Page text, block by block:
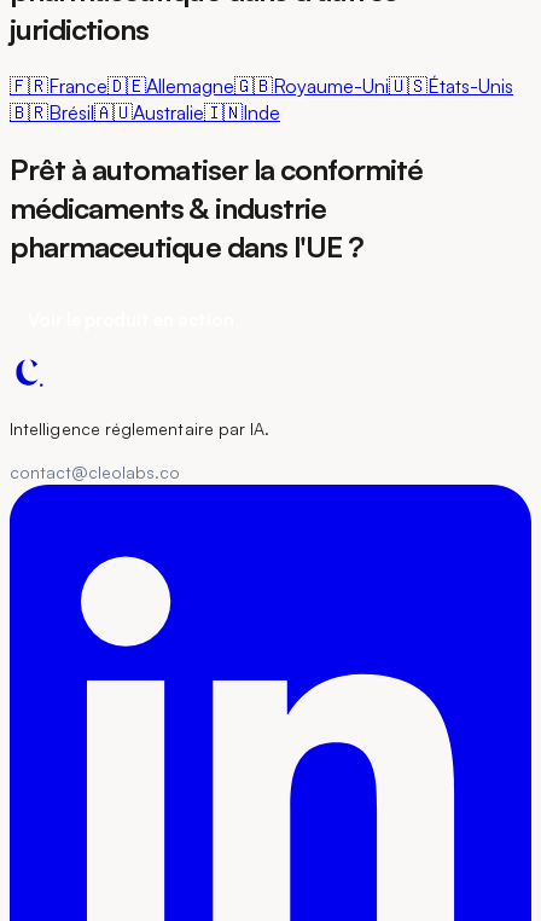
juridictions
🇫🇷France🇩🇪Allemagne🇬🇧Royaume-Uni🇺🇸États-Unis
🇧🇷Brésil🇦🇺Australie🇮🇳Inde
Prêt à automatiser la conformité
médicaments & industrie
pharmaceutique dans l'UE ?
Intelligence réglementaire par IA.
contact@cleolabs.co